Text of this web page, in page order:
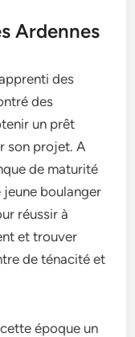
Ardennes
des
des
un prêt
son projet. A
de maturité
jeune boulanger
réussir à
et trouver
de ténacité et
époque un